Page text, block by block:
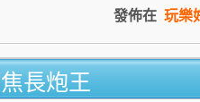
發佈在 玩樂
長炮王